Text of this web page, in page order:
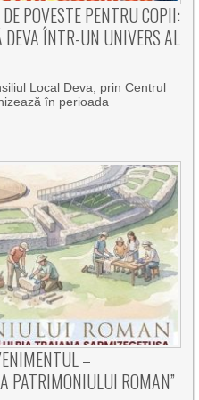
POVESTE PENTRU COPII:
ÎNTR-UN UNIVERS AL
Local Deva, prin Centrul
în perioada
–
PATRIMONIULUI ROMAN”